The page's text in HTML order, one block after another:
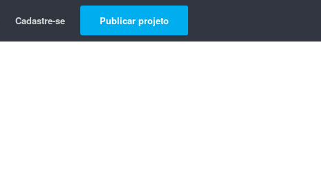
Cadastre-se Publicar projeto